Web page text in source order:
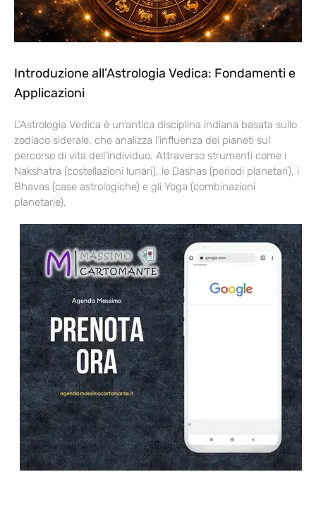
Introduzione all’Astrologia Vedica: Fondamenti e
Applicazioni
L’Astrologia Vedica è un’antica disciplina indiana basata sullo
zodiaco siderale, che analizza l’influenza dei pianeti sul
percorso di vita dell’individuo. Attraverso strumenti come i
Nakshatra (costellazioni lunari), le Dashas (periodi planetari), i
Bhavas (case astrologiche) e gli Yoga (combinazioni
planetarie),